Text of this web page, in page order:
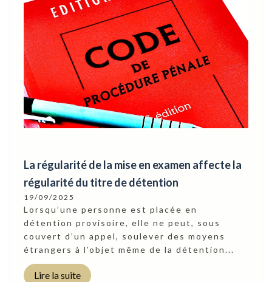
La régularité de la mise en examen affecte la
régularité du titre de détention
19/09/2025
Lorsqu’une personne est placée en
détention provisoire, elle ne peut, sous
couvert d’un appel, soulever des moyens
étrangers à l’objet même de la détention...
Lire la suite